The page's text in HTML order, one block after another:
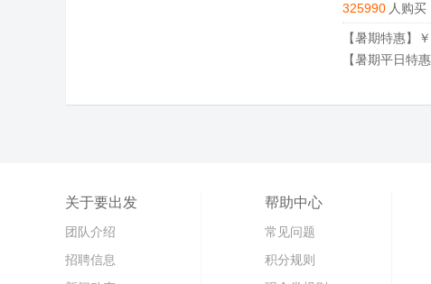
325990 人购买
关于要出发
团队介绍
招聘信息
帮助中心
常见问题
积分规则